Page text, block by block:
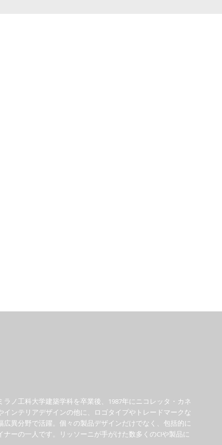
ノ工科大学建築学科を卒業後、1987年にニコレッタ・カネ
ンテリアデザインの他に、ロゴタイプやトレードマークな
異分野で活躍。個々の製品デザインだけでなく、包括的に
ーの一人です。リッソーニが手がけた数多くのCIや製品に